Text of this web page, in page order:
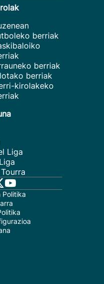
berriak
berriak
berriak
kirolakeko
Liga
Politika